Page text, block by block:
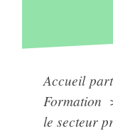
Accueil
Formation
le secteur